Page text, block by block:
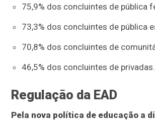
75,9% dos concluintes de pública
73,3% dos concluintes de pública
70,8% dos concluintes de
46,5% dos concluintes de privadas.
Regulação da EAD
Pela nova política de educação a